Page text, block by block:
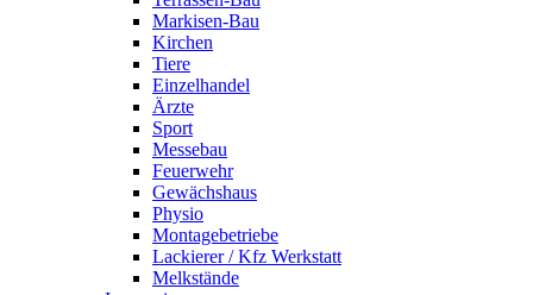
Markisen-Bau
Kirchen
Tiere
Einzelhandel
Ärzte
Sport
Messebau
Feuerwehr
Gewächshaus
Physio
Montagebetriebe
Lackierer / Kfz Werkstatt
Melkstände